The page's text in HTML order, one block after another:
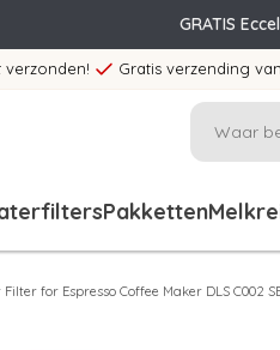
GRATIS
verzonden! Gratis verzending
Pakketten
for Espresso Coffee Maker DLS C002